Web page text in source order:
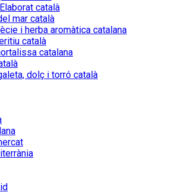
català
mar català
i herba aromàtica catalana
català
catalana
dolç i torró català